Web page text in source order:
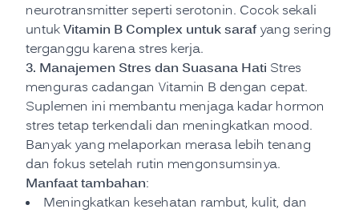
neurotransmitter seperti serotonin. Cocok sekali
untukVitamin B Complex untuk saraf yang sering
terganggu karena stres kerja.
3. Manajemen Stres dan Suasana Hati Stres
menguras cadangan Vitamin B dengan cepat.
Suplemen ini membantu menjaga kadar hormon
stres tetap terkendali dan meningkatkan mood.
Banyak yang melaporkan merasa lebih tenang
dan fokus setelah rutin mengonsumsinya.
Manfaat tambahan:
Meningkatkan kesehatan rambut, kulit, dan